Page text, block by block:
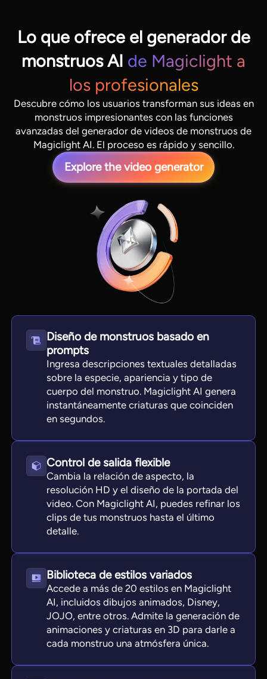
View all tools
Lo que ofrece el generador de
monstruos AI de Magiclight a
los profesionales
Descubre cómo los usuarios transforman sus ideas en
monstruos impresionantes con las funciones
avanzadas del generador de videos de monstruos de
Magiclight AI. El proceso es rápido y sencillo.
Explore the video generator
Diseño de monstruos basado en
prompts
Ingresa descripciones textuales detalladas
sobre la especie, apariencia y tipo de
cuerpo del monstruo. Magiclight AI genera
instantáneamente criaturas que coinciden
en segundos.
Control de salida flexible
Cambia la relación de aspecto, la
resolución HD y el diseño de la portada del
video. Con Magiclight AI, puedes refinar los
clips de tus monstruos hasta el último
detalle.
Biblioteca de estilos variados
Accede a más de 20 estilos en Magiclight
AI, incluidos dibujos animados, Disney,
JOJO, entre otros. Admite la generación de
animaciones y criaturas en 3D para darle a
cada monstruo una atmósfera única.